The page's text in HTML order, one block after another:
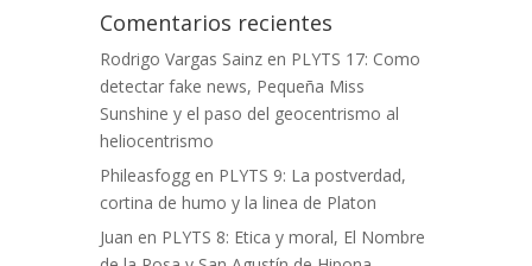
Comentarios recientes
Rodrigo Vargas Sainz en PLYTS 17: Como
detectar fake news, Pequeña Miss
Sunshine y el paso del geocentrismo al
heliocentrismo
Phileasfogg en PLYTS 9: La postverdad,
cortina de humo y la linea de Platon
Juan en PLYTS 8: Etica y moral, El Nombre